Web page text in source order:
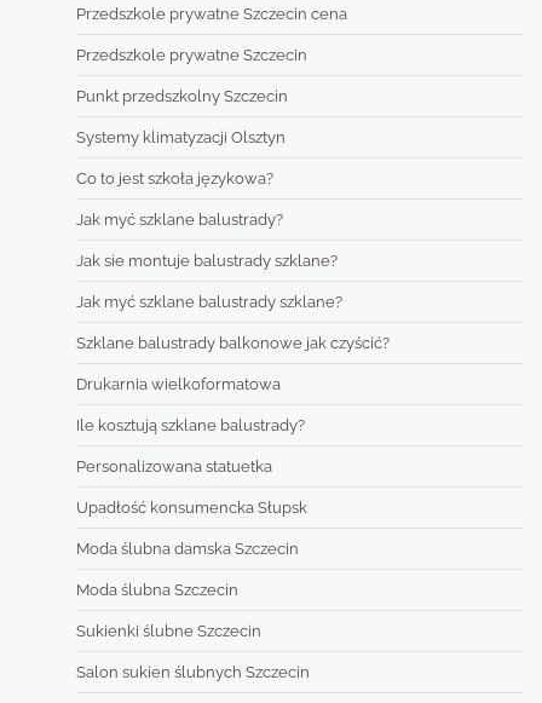
Przedszkole prywatne Szczecin cena
Przedszkole prywatne Szczecin
Punkt przedszkolny Szczecin
Systemy klimatyzacji Olsztyn
Co to jest szkoła językowa?
Jak myć szklane balustrady?
Jak sie montuje balustrady szklane?
Jak myć szklane balustrady szklane?
Szklane balustrady balkonowe jak czyścić?
Drukarnia wielkoformatowa
Ile kosztują szklane balustrady?
Personalizowana statuetka
Upadłość konsumencka Słupsk
Moda ślubna damska Szczecin
Moda ślubna Szczecin
Sukienki ślubne Szczecin
Salon sukien ślubnych Szczecin